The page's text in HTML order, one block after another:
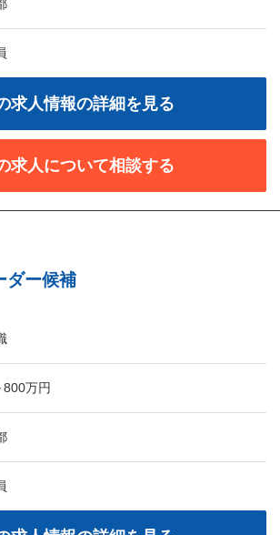
求人情報の詳細を見る
求人について相談する
ダー候補
万円